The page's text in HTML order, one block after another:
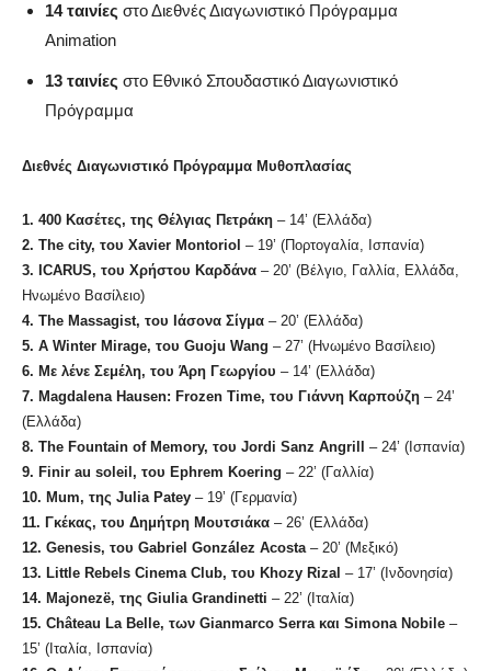
14 ταινίες στο Διεθνές Διαγωνιστικό Πρόγραμμα
Animation
13 ταινίες στο Εθνικό Σπουδαστικό Διαγωνιστικό
Πρόγραμμα
Διεθνές Διαγωνιστικό Πρόγραμμα Μυθοπλασίας
1. 400 Κασέτες, της Θέλγιας Πετράκη – 14’ (Ελλάδα)
2. The city, του Xavier Montoriol – 19’ (Πορτογαλία, Ισπανία)
3. ICARUS, του Χρήστου Καρδάνα – 20’ (Βέλγιο, Γαλλία, Ελλάδα,
Ηνωμένο Βασίλειο)
4. The Massagist, του Ιάσονα Σίγμα – 20’ (Ελλάδα)
5. A Winter Mirage, του Guoju Wang – 27’ (Ηνωμένο Βασίλειο)
6. Με λένε Σεμέλη, του Άρη Γεωργίου – 14’ (Ελλάδα)
7. Magdalena Hausen: Frozen Time, του Γιάννη Καρπούζη – 24’
(Ελλάδα)
8. The Fountain of Memory, του Jordi Sanz Angrill
– 24’ (Ισπανία)
9. Finir au soleil, του Ephrem Koering – 22’ (Γαλλία)
10. Mum, της Julia Patey – 19’ (Γερμανία)
11. Γκέκας, του Δημήτρη Μουτσιάκα – 26’ (Ελλάδα)
12. Genesis, του Gabriel González Acosta– 20’ (Μεξικό)
13. Little Rebels Cinema Club, του Khozy Rizal – 17’ (Ινδονησία)
14. Majonezë, της Giulia Grandinetti – 22’ (Ιταλία)
15. Château La Belle, των Gianmarco Serra και Simona Nobile –
15’ (Ιταλία, Ισπανία)